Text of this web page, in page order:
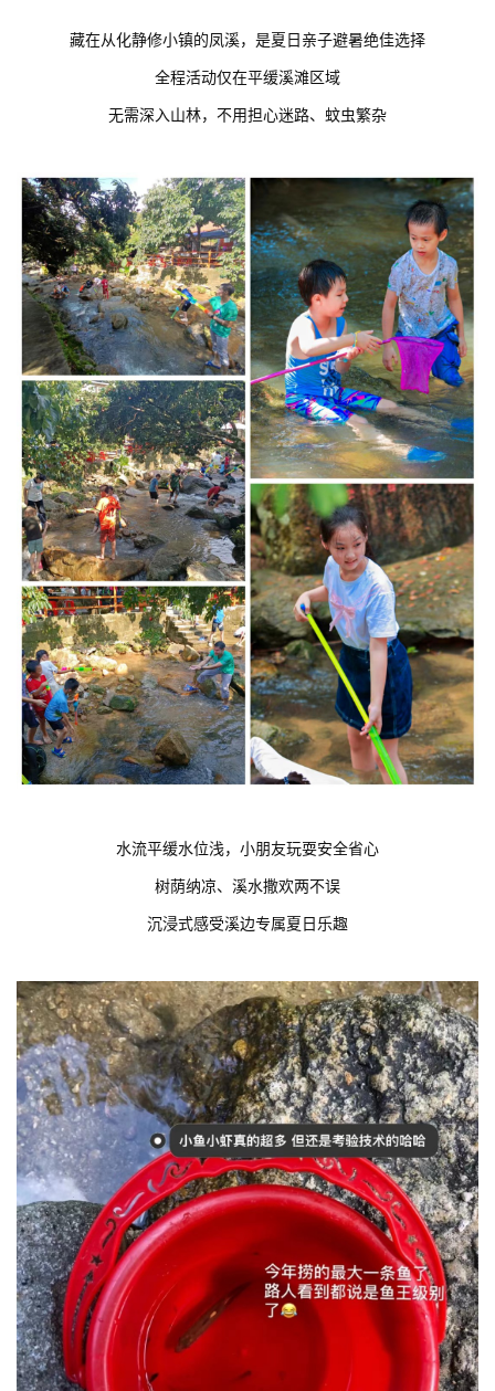
藏在从化静修小镇的凤溪，是夏日亲子避暑绝佳选择
全程活动仅在平缓溪滩区域
无需深入山林，不用担心迷路、蚊虫繁杂
水流平缓水位浅，小朋友玩耍安全省心
树荫纳凉、溪水撒欢两不误
沉浸式感受溪边专属夏日乐趣